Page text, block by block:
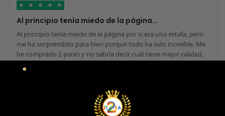
★ ★ ★ ★ ★
Al principio tenía miedo de la página…
Al principio tenía miedo de la página por si era una estafa, pero
me ha sorprendido para bien porque todo ha sido increíble. Me
he comprado 2 pares y no sabría decir cuál tiene mejor calidad,